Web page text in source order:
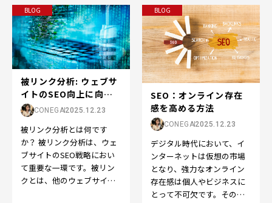
の選定は成功の鍵です。…
ブサイトへのリンクのこ
と…
BLOG
被リンク分析: ウェブサ
イトのSEO向上に向け
た重要なステッ...
CONEGA2025.12.23
被リンク分析とは何です
か？ 被リンク分析は、ウェ
ブサイトのSEO戦略におい
て重要な一環です。被リン
クとは、他のウェブサイト
BLOG
SEO：オンライン存在
感を高める方法
CONEGA2025.12.23
デジタル時代において、イ
ンターネットは仮想の市場
となり、強力なオンライン
存在感は個人やビジネスに
とって不可欠です。そのた